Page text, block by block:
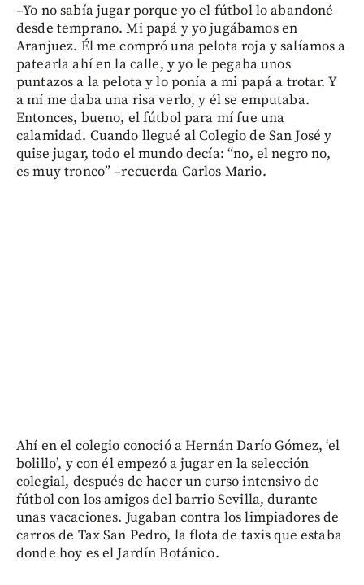
–Yo no sabía jugar porque yo el fútbol lo abandoné
desde temprano. Mi papá y yo jugábamos en
Aranjuez. Él me compró una pelota roja y salíamos a
patearla ahí en la calle, y yo le pegaba unos
puntazos a la pelota y lo ponía a mi papá a trotar. Y
a mí me daba una risa verlo, y él se emputaba.
Entonces, bueno, el fútbol para mí fue una
calamidad. Cuando llegué al Colegio de San José y
quise jugar, todo el mundo decía: “no, el negro no,
es muy tronco” –recuerda Carlos Mario.
Ahí en el colegio conoció a Hernán Darío Gómez, ‘el
bolillo’, y con él empezó a jugar en la selección
colegial, después de hacer un curso intensivo de
fútbol con los amigos del barrio Sevilla, durante
unas vacaciones. Jugaban contra los limpiadores de
carros de Tax San Pedro, la flota de taxis que estaba
donde hoy es el Jardín Botánico.